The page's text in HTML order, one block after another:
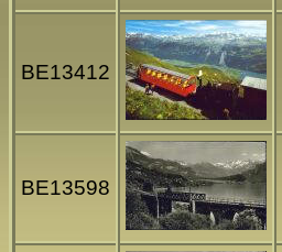
BE13412
BE13598